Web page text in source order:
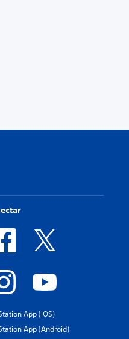
App (iOS)
App (Android)